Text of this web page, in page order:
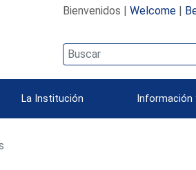
Bienvenidos | Welcome|
La Institución Información